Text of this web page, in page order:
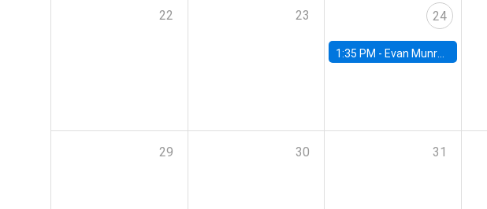
22 23 24
1:35 PM - Evan Munro, Neyman Visiting Assistant Professor in the Department of Statistics at UC Berkeley
29 30 31